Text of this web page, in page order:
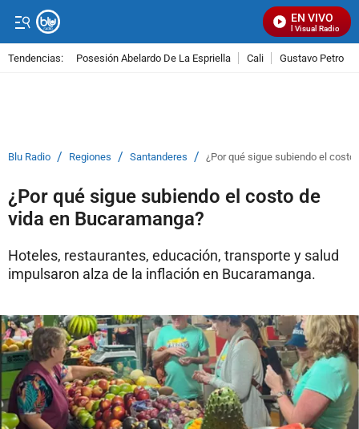
EN VIVO
Señal Visual Radio
Tendencias: Posesión Abelardo De La Espriella Cali Gustavo Petro
Blu Radio / Regiones / Santanderes / ¿Por qué sigue subiendo el costo
¿Por qué sigue subiendo el costo de
vida en Bucaramanga?
Hoteles, restaurantes, educación, transporte y salud
impulsaron alza de la inflación en Bucaramanga.